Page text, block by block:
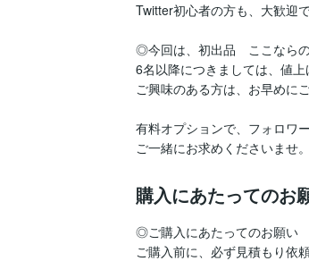
Twitter初心者の方も、大歓迎で
◎今回は、初出品　ここなら
6名以降につきましては、値上
ご興味のある方は、お早めに
有料オプションで、フォロワ
ご一緒にお求めくださいませ。
購入にあたってのお
◎ご購入にあたってのお願い
ご購入前に、必ず見積もり依